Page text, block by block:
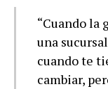
“Cuando la
una
cuando te
cambiar,